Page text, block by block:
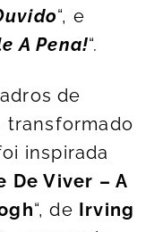
“, e
A Pena!“.
de
transformado
inspirada
De Viver – A
“, de Irving